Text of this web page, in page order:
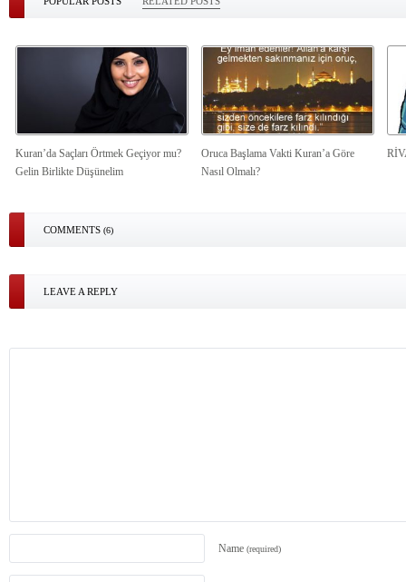
Kuran’da Saçları Örtmek Geçiyor mu?
Gelin Birlikte Düşünelim
Oruca Başlama Vakti Kuran’a Göre
Nasıl Olmalı?
COMMENTS (6)
LEAVE A REPLY
Name (required)